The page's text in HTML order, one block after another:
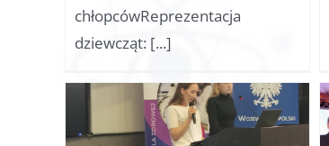
chłopcówReprezentacja
dziewcząt: [...]